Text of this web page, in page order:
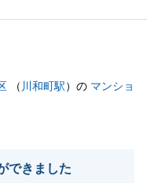
いましたらお気軽に
す。
（ 川和町駅）の マンショ
できました